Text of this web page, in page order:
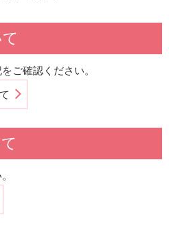
ご確認ください。